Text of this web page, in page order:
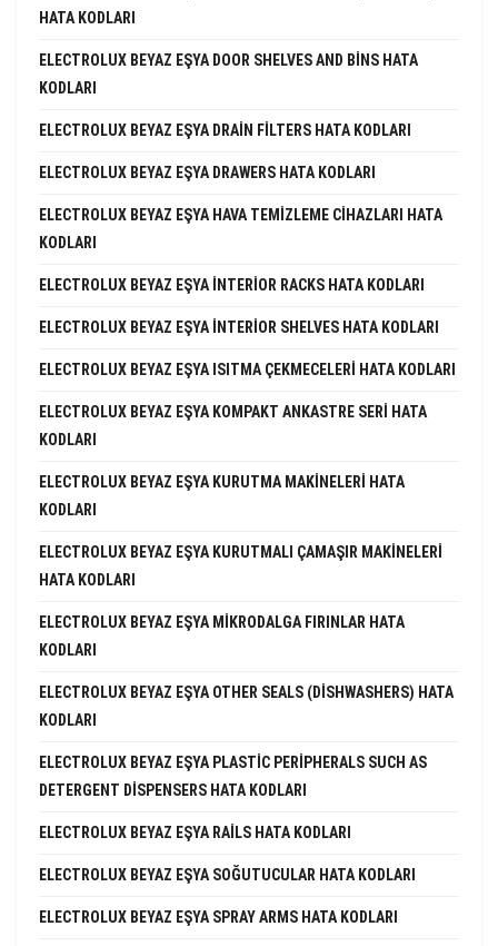
HATA KODLARI
ELECTROLUX BEYAZ EŞYA DOOR SHELVES AND BINS HATA
KODLARI
ELECTROLUX BEYAZ EŞYA DRAIN FILTERS HATA KODLARI
ELECTROLUX BEYAZ EŞYA DRAWERS HATA KODLARI
ELECTROLUX BEYAZ EŞYA HAVA TEMIZLEME CIHAZLARI HATA
KODLARI
ELECTROLUX BEYAZ EŞYA INTERIOR RACKS HATA KODLARI
ELECTROLUX BEYAZ EŞYA INTERIOR SHELVES HATA KODLARI
ELECTROLUX BEYAZ EŞYA ISITMA ÇEKMECELERI HATA KODLARI
ELECTROLUX BEYAZ EŞYA KOMPAKT ANKASTRE SERI HATA
KODLARI
ELECTROLUX BEYAZ EŞYA KURUTMA MAKINELERI HATA
KODLARI
ELECTROLUX BEYAZ EŞYA KURUTMALI ÇAMAŞIR MAKINELERI
HATA KODLARI
ELECTROLUX BEYAZ EŞYA MIKRODALGA FIRINLAR HATA
KODLARI
ELECTROLUX BEYAZ EŞYA OTHER SEALS (DISHWASHERS) HATA
KODLARI
ELECTROLUX BEYAZ EŞYA PLASTIC PERIPHERALS SUCH AS
DETERGENT DISPENSERS HATA KODLARI
ELECTROLUX BEYAZ EŞYA RAILS HATA KODLARI
ELECTROLUX BEYAZ EŞYA SOĞUTUCULAR HATA KODLARI
ELECTROLUX BEYAZ EŞYA SPRAY ARMS HATA KODLARI